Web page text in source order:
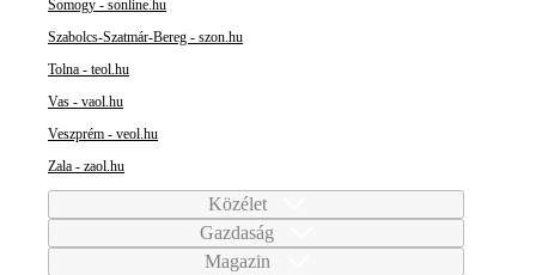
Somogy - sonline.hu
Szabolcs-Szatmár-Bereg - szon.hu
Tolna - teol.hu
Vas - vaol.hu
Veszprém - veol.hu
Zala - zaol.hu
Közélet
Gazdaság
Magazin